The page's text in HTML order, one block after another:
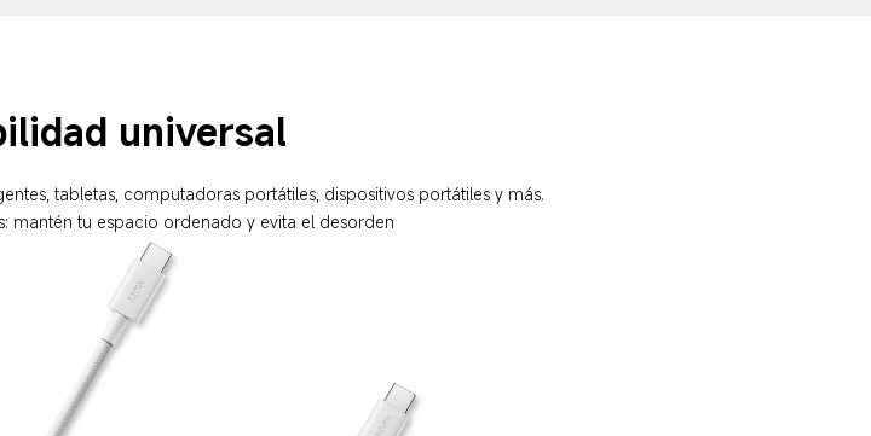
universal
tabletas, computadoras portátiles, dispositivos portátiles y más.
mantén tu espacio ordenado y evita el desorden